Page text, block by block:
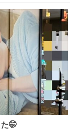
🤭